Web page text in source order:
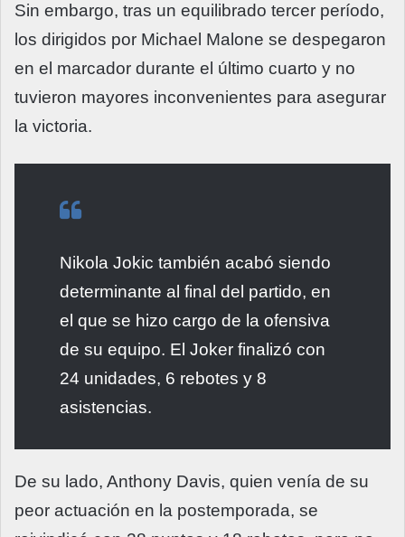
Sin embargo, tras un equilibrado tercer período,
los dirigidos por Michael Malone se despegaron
en el marcador durante el último cuarto y no
tuvieron mayores inconvenientes para asegurar
la victoria.
Nikola Jokic también acabó siendo
determinante al final del partido, en
el que se hizo cargo de la ofensiva
de su equipo. El Joker finalizó con
24 unidades, 6 rebotes y 8
asistencias.
De su lado, Anthony Davis, quien venía de su
peor actuación en la postemporada, se